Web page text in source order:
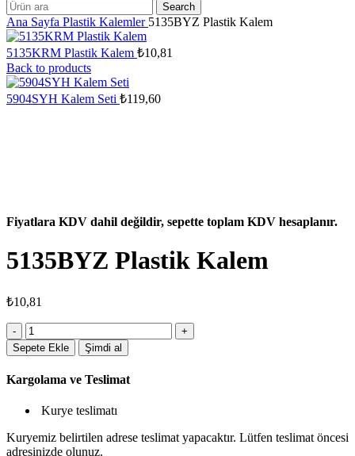
Search
Ana Sayfa Plastik Kalemler 5135BYZ Plastik Kalem
5135KRM Plastik Kalem ₺10,81
Back to products
5904SYH Kalem Seti ₺119,60
Fiyatlara KDV dahil değildir, sepette toplam KDV hesaplanır.
5135BYZ Plastik Kalem
₺10,81
5135BYZ
Plastik
Kalem
Sepete Ekle Şimdi al
Kargolama ve Teslimat
Kurye teslimatı
Kuryemiz belirtilen adrese teslimat yapacaktır. Lütfen teslimat öncesi
adresinizde olunuz.